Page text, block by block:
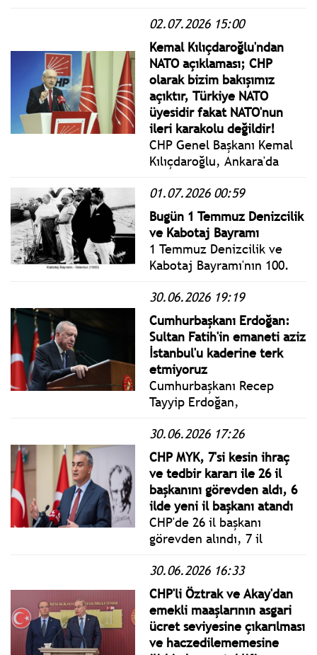
Cumartesi yönetmelik,
genelge ve tebliğler
takip edebilirsiniz.
02.07.2026 15:00
Kemal Kılıçdaroğlu'ndan
NATO açıklaması; CHP
olarak bizim bakışımız
açıktır, Türkiye NATO
üyesidir fakat NATO'nun
ileri karakolu değildir!
CHP Genel Başkanı Kemal
Kılıçdaroğlu, Ankara'da
Zirvesi'ne ilişkin, "CHP
olarak bizim bakışımız
açıktır; Türkiye NATO
üyesidir fakat NATO'nun
ileri karakolu değildir"
dedi.
01.07.2026 00:59
Bugün 1 Temmuz Denizcilik
ve Kabotaj Bayramı
1 Temmuz Denizcilik ve
Kabotaj Bayramı'nın 100.
kendi karasularında ve
kendi limanları arasında
gemi işletme ve her türlü
liman hizmetlerini kendi
kontrolünde bulundurma
hakkıdır.
30.06.2026 19:19
Cumhurbaşkanı Erdoğan:
Sultan Fatih'in emaneti aziz
İstanbul'u kaderine terk
etmiyoruz
Cumhurbaşkanı Recep
Tayyip Erdoğan,
Külliyesinde
gerçekleştirilen
Cumhurbaşkanlığı Kabinesi
Toplantısı’nın ardından
basın açıklaması yaptı.
30.06.2026 17:26
CHP MYK, 7'si kesin ihraç
ve tedbir kararı ile 26 il
başkanını görevden aldı, 6
ilde yeni il başkanı atandı
CHP'de 26 il başkanı
görevden alındı, 7 il
kararı verildi. Açıklamayı
CHP Sözcüsü Müslim Sarı
yaptı.
30.06.2026 16:33
CHP'li Öztrak ve Akay'dan
emekli maaşlarının asgari
ücret seviyesine çıkarılması
ve haczedilememesine